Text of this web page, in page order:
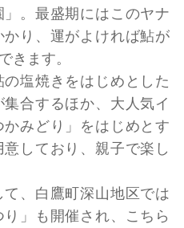
。最盛期にはこのヤナ
り、運がよければ鮎が
きます。
塩焼きをはじめとした
合するほか、大人気イ
みどり」をはじめとす
しており、親子で楽し
、白鷹町深山地区では
り」も開催され、こちら